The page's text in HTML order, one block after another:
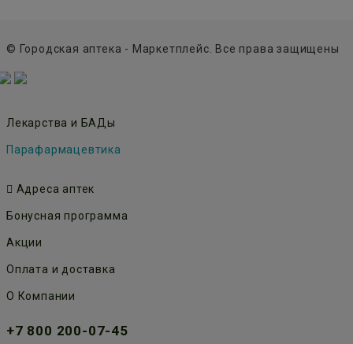
© Городская аптека - Маркетплейс. Все права защищены
Лекарства и БАДы
Парафармацевтика
Адреса аптек
Бонусная программа
Акции
Оплата и доставка
О Компании
+7 800 200-07-45